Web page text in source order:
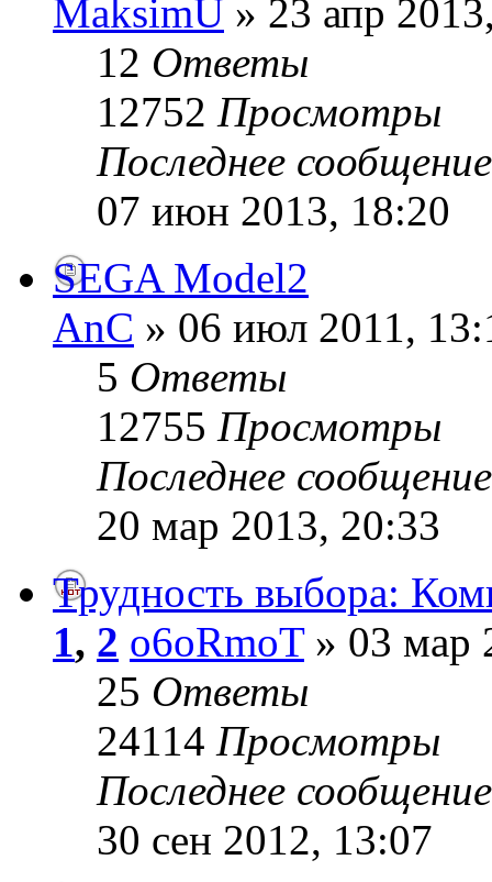
MaksimU » 23 апр
12 Ответы
12752 Просмотры
Последнее
07 июн 2013, 18:20
SEGA Model2
AnC » 06 июл 2011,
5 Ответы
12755 Просмотры
Последнее
20 мар 2013, 20:33
Трудность выбора:
1, 2 o6oRmoT» 03 мар
25 Ответы
24114 Просмотры
Последнее
30 сен 2012, 13:07